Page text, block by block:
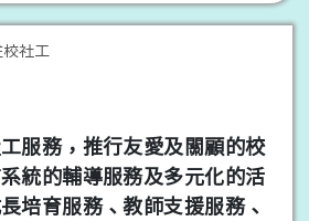
社工
服務，推行友愛及關顧的校
統的輔導服務及多元化的活
培育服務、教師支援服務、